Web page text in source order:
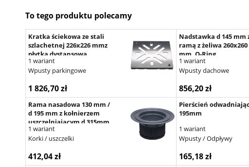
To tego produktu polecamy
Kratka ściekowa ze stali
szlachetnej 226x226 mmz
płytką dystansową
1 wariant
Wpusty parkingowe
1 826,70 zł
Nadstawka d 145 mm
ramą z żeliwa 260x260
mm, O-Ring
1 wariant
Wpusty dachowe
856,20 zł
Rama nasadowa 130 mm /
d 195 mm z kołnierzem
uszczelniającym d 315mm
1 wariant
Korki / uszczelki
412,04 zł
Pierścień
195mm
1 wariant
Wpusty / Odpływy
165,18 zł